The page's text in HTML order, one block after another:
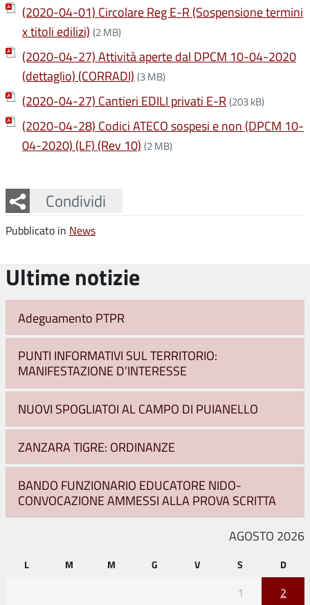
(2020-04-01) Circolare Reg E-R (Sospensione termini
x titoli edilizi) (2 MB)
(2020-04-27) Attività aperte dal DPCM 10-04-2020
(dettaglio) (CORRADI) (3 MB)
(2020-04-27) Cantieri EDILI privati E-R (203 kB)
(2020-04-28) Codici ATECO sospesi e non (DPCM 10-
04-2020) (LF) (Rev 10) (2 MB)
Condividi
Facebook
Twitter
Whatsapp
Pubblicato in News
Ultime notizie
Adeguamento PTPR
PUNTI INFORMATIVI SUL TERRITORIO:
MANIFESTAZIONE D’INTERESSE
NUOVI SPOGLIATOI AL CAMPO DI PUIANELLO
ZANZARA TIGRE: ORDINANZE
BANDO FUNZIONARIO EDUCATORE NIDO-
CONVOCAZIONE AMMESSI ALLA PROVA SCRITTA
AGOSTO 2026
L M M G V S D
1
2